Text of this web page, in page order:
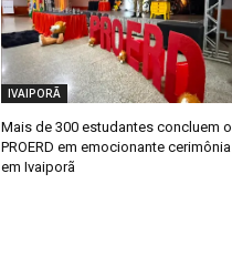
IVAIPORÃ
Mais de 300 estudantes concluem o
PROERD em emocionante cerimônia
em Ivaiporã